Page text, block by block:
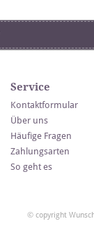
Service
Kontaktformular
Über uns
Häufige Fragen
Zahlungsarten
So geht es
© copyright